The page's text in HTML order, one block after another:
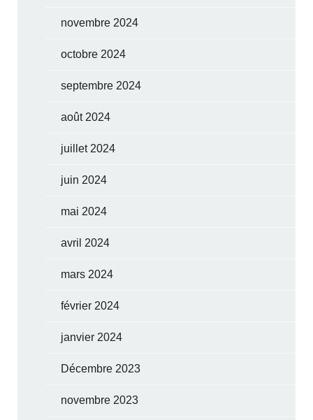
novembre 2024
octobre 2024
septembre 2024
août 2024
juillet 2024
juin 2024
mai 2024
avril 2024
mars 2024
février 2024
janvier 2024
Décembre 2023
novembre 2023